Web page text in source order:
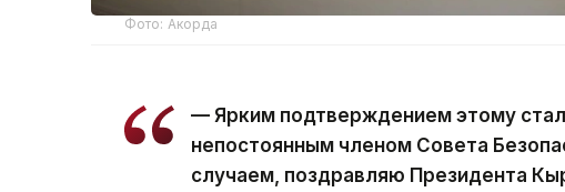
Фото: Акорда
— Ярким подтверждением этому
непостоянным членом Совета
случаем, поздравляю Президента